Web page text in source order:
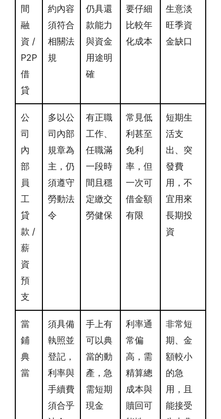
間
融
資 /
P2P
借
貸
約內容
須符合
相關法
規
仍具還
款能力
與資金
用途明
確
要仔細
比較年
化成本
生意淡
旺季資
金缺口
公
司
內
部
員
工
貸
款 /
薪
資
預
支
多以公
司內部
規章為
主，仍
須遵守
勞動法
令
有正職
工作、
任職滿
一段時
間且穩
定繳交
勞健保
常見低
利甚至
免利
率，但
一次可
借金額
有限
短期生
活支
出、突
發費
用，不
宜用來
長期投
資
當
鋪
典
當
須具備
執照並
登記，
利率與
手續費
須合乎
手上有
可以典
當的動
產，急
需短期
現金
利率通
常偏
高，需
精算總
成本與
贖回可
非常短
期、金
額較小
的急
用，且
能接受